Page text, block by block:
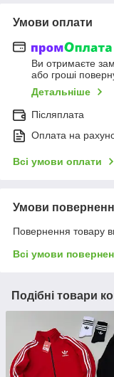
Умови оплати
Ви отримаєте
або гроші
Детальніше
Післяплата
Оплата на
Всі умови оплати
Умови
Повернення товару
Всі умови
Подібні товари